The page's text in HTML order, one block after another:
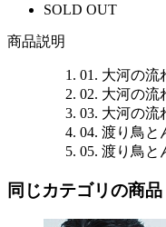
SOLD OUT
商品説明
01. 大河の流
02. 大河の流
03. 大河の流
04. 渡り鳥と
05. 渡り鳥と
同じカテゴリの商品